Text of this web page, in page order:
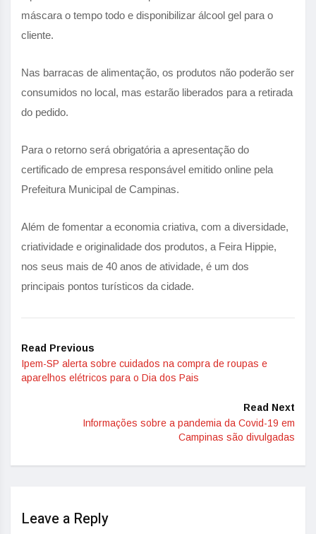
máscara o tempo todo e disponibilizar álcool gel para o
cliente.
Nas barracas de alimentação, os produtos não poderão ser
consumidos no local, mas estarão liberados para a retirada
do pedido.
Para o retorno será obrigatória a apresentação do
certificado de empresa responsável emitido online pela
Prefeitura Municipal de Campinas.
Além de fomentar a economia criativa, com a diversidade,
criatividade e originalidade dos produtos, a Feira Hippie,
nos seus mais de 40 anos de atividade, é um dos
principais pontos turísticos da cidade.
Read Previous
Ipem-SP alerta sobre cuidados na compra de roupas e
aparelhos elétricos para o Dia dos Pais
Read Next
Informações sobre a pandemia da Covid-19 em
Campinas são divulgadas
Leave a Reply